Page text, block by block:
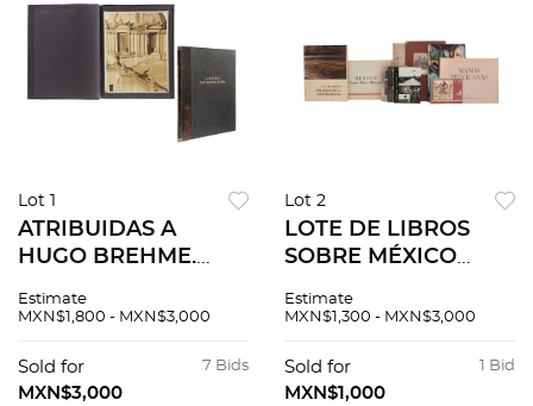
Lot 1
ATRIBUIDAS A
HUGO BREHME.
METROPOLITANA
MÉXICO MÉXICO,
SIGLO XX.
Estimate
MXN$1,800 - MXN$3,000
7 Bids
Sold for
MXN$3,000
Lot 2
LOTE DE LIBROS
SOBRE MÉXICO
Marín. Alas de la
DEDICADO POR EL
ARTISTA. PZS 10
Estimate
MXN$1,300 - MXN$3,000
1 Bid
Sold for
MXN$1,000